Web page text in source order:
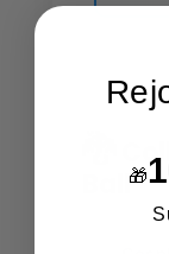
Ball🎁